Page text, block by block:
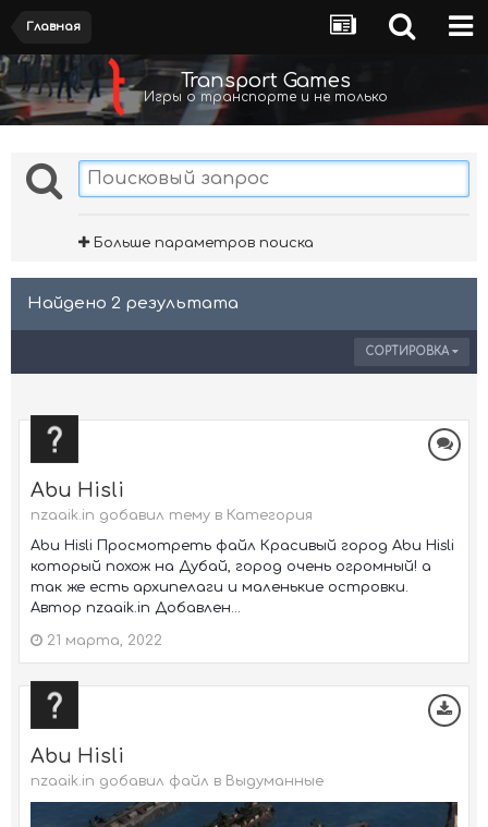
Главная
Transport Games
Игры о транспорте и не только
Больше параметров поиска
Найдено 2 результата
СОРТИРОВКА
Abu Hisli
nzaaik.in добавил тему в Категория
Abu Hisli Просмотреть файл Красивый город Abu Hisli
который похож на Дубай, город очень огромный! а
так же есть архипелаги и маленькие островки.
Автор nzaaik.in Добавлен...
21 марта, 2022
Abu Hisli
nzaaik.in добавил файл в Выдуманные